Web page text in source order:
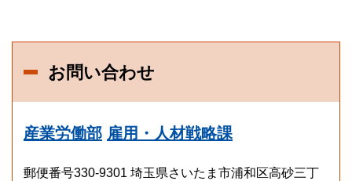
お問い合わせ
産業労働部 雇用・人材戦略課
郵便番号330-9301 埼玉県さいたま市浦和区高砂三丁